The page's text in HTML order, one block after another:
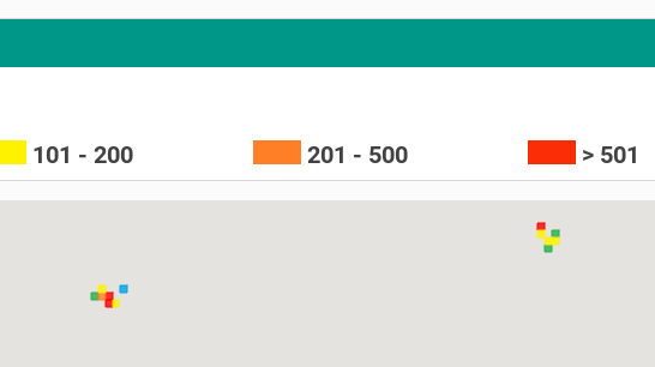
101 - 200 201 - 500 > 501